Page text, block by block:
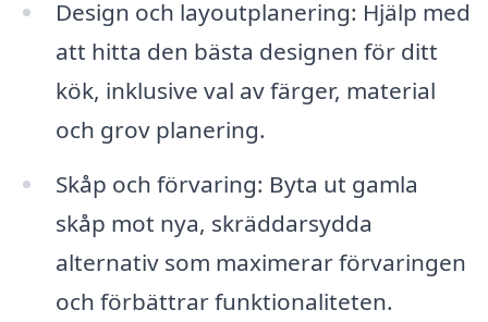
Design och layoutplanering: Hjälp med
att hitta den bästa designen för ditt
kök, inklusive val av färger, material
och grov planering.
Skåp och förvaring: Byta ut gamla
skåp mot nya, skräddarsydda
alternativ som maximerar förvaringen
och förbättrar funktionaliteten.